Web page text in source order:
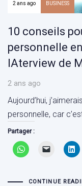
2 ans ago BUSINESS
10 conseils
personnelle
IAterview de
2 ans ago
Aujourd’hui,
personnelle, car
Partager :
CONTINUE